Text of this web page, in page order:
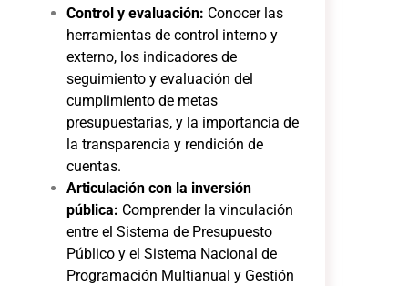
Control y evaluación: Conocer las
herramientas de control interno y
externo, los indicadores de
seguimiento y evaluación del
cumplimiento de metas
presupuestarias, y la importancia de
la transparencia y rendición de
cuentas.
Articulación con la inversión
pública: Comprender la vinculación
entre el Sistema de Presupuesto
Público y el Sistema Nacional de
Programación Multianual y Gestión